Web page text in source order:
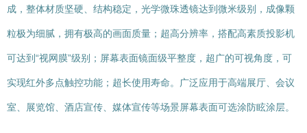
成，整体材质坚硬、结构稳定，光学微珠透镜达到微米级别，成像颗
粒极为细腻，拥有极高的画面质量；超高分辨率，搭配高素质投影机
可达到“视网膜”级别；屏幕表面镜面级平整度，超广的可视角度，可
实现红外多点触控功能；超长使用寿命。广泛应用于高端展厅、会议
室、展览馆、酒店宣传、媒体宣传等场景屏幕表面可选涂防眩涂层。